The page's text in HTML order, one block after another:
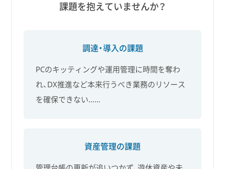
課題を抱えていませんか？
調達・導入の課題
PCのキッティングや運用管理に時間を奪わ
れ、DX推進など本来行うべき業務のリソース
を確保できない……
資産管理の課題